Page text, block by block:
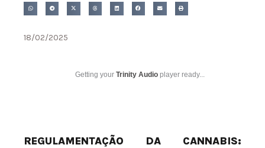
18/02/2025
Getting your Trinity Audio player ready...
REGULAMENTAÇÃO DA CANNABIS: